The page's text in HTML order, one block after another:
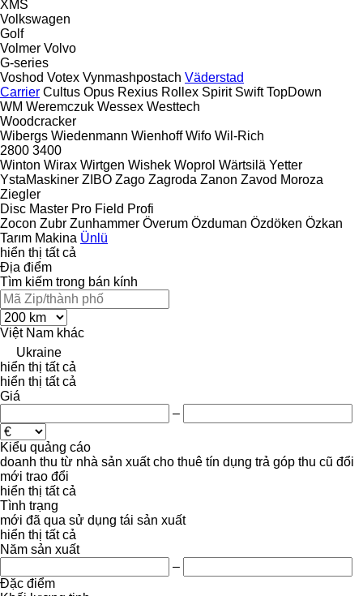
XMS
Volkswagen
Golf
Volmer Volvo
G-series
Voshod Votex Vynmashpostach Väderstad
Carrier Cultus Opus Rexius Rollex Spirit Swift TopDown
WM Weremczuk Wessex Westtech
Woodcracker
Wibergs Wiedenmann Wienhoff Wifo Wil-Rich
2800 3400
Winton Wirax Wirtgen Wishek Woprol Wärtsilä Yetter
YstaMaskiner ZIBO Zago Zagroda Zanon Zavod Moroza
Ziegler
Disc Master Pro Field Profi
Zocon Zubr Zunhammer Överum Özduman Özdöken Özkan
Tarım Makina Ünlü
hiển thị tất cả
Địa điểm
Tìm kiếm trong bán kính
Việt Nam khác
Ukraine
hiển thị tất cả
hiển thị tất cả
Giá
–
Kiểu quảng cáo
doanh thu từ nhà sản xuất cho thuê tín dụng trả góp thu cũ đổi
mới trao đổi
hiển thị tất cả
Tình trạng
mới đã qua sử dụng tái sản xuất
hiển thị tất cả
Năm sản xuất
–
Đặc điểm